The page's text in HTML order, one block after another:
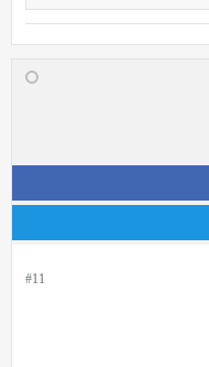
#11